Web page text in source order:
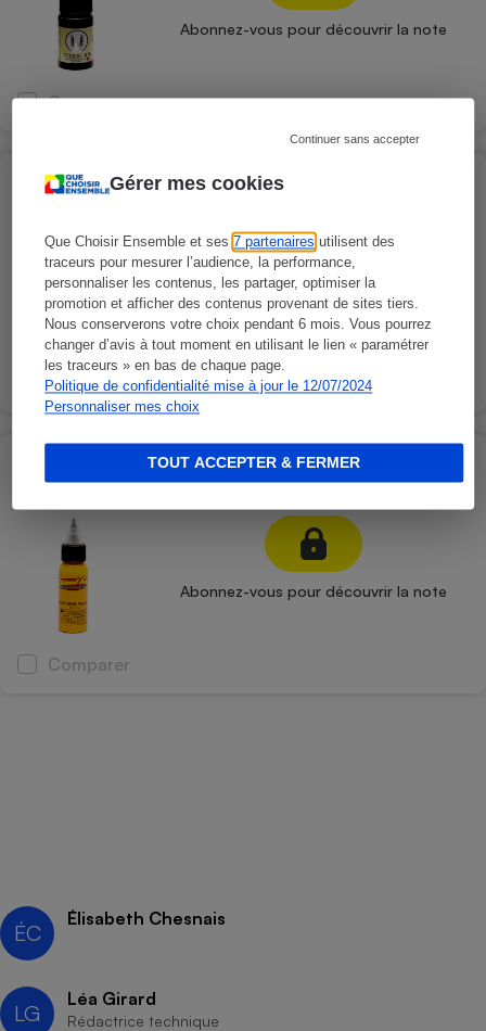
Gérer mes cookies
Que Choisir Ensemble et ses7 partenaires utilisent des
traceurs pour mesurer l’audience, la performance,
personnaliser les contenus, les partager, optimiser la
promotion et afficher des contenus provenant de sites tiers.
Nous conserverons votre choix pendant 6 mois. Vous pourrez
changer d’avis à tout moment en utilisant le lien « paramétrer
les traceurs » en bas de chaque page.
Politique de confidentialité mise à jour le 12/07/2024
Personnaliser mes choix
Continuer sans accepter
TOUT ACCEPTER & FERMER
Abonnez-vous pour découvrir la note
Comparer
Intenze Golden yellow
Abonnez-vous pour découvrir la note
Comparer
Eternal ink Lightning yellow
Abonnez-vous pour découvrir la note
Comparer
ÉC
Élisabeth Chesnais
LG
Léa Girard
Rédactrice technique